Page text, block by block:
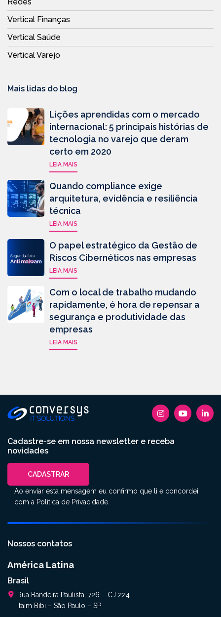
Vertical Finanças
Vertical Saúde
Vertical Varejo
Mais lidas do blog
Lições aprendidas com o mercado
internacional: 5 principais histórias de
tecnologia no varejo que deram
certo em 2020
LEIA MAIS
Quando compliance exige
arquitetura, evidência e resiliência
técnica
LEIA MAIS
O papel estratégico da Gestão de
Riscos Cibernéticos nas empresas
LEIA MAIS
Com o local de trabalho mudando
rapidamente, é hora de repensar a
segurança e produtividade das
empresas
LEIA MAIS
Cadastre-se em nossa newsletter e receba
novidades
CADASTRAR
Ao enviar esta mensagem eu confirmo que li e concordei
com a Política de Privacidade
Nossos contatos
América Latina
Brasil
Rua Bandeira Paulista, 726 – CJ 224
Itaim Bibi – São Paulo – SP